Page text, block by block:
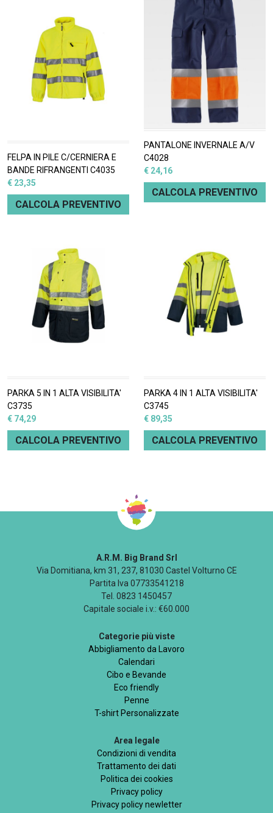
FELPA IN PILE C/CERNIERA E
BANDE RIFRANGENTI C4035
€ 23,35
CALCOLA PREVENTIVO
PANTALONE INVERNALE A/V
C4028
€ 24,16
CALCOLA PREVENTIVO
PARKA 5 IN 1 ALTA VISIBILITA'
C3735
€ 74,29
CALCOLA PREVENTIVO
PARKA 4 IN 1 ALTA VISIBILITA'
C3745
€ 89,35
CALCOLA PREVENTIVO
A.R.M. Big Brand Srl
Via Domitiana, km 31, 237, 81030 Castel Volturno CE
Partita Iva 07733541218
Tel. 0823 1450457
Capitale sociale i.v.: €60.000
Categorie più viste
Abbigliamento da Lavoro
Calendari
Cibo e Bevande
Eco friendly
Penne
T-shirt Personalizzate
Area legale
Condizioni di vendita
Trattamento dei dati
Politica dei cookies
Privacy policy
Privacy policy newletter